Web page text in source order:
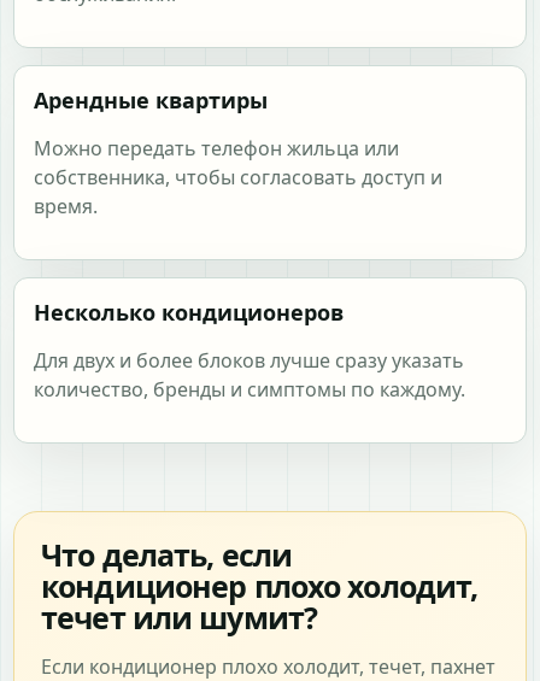
Арендные квартиры
Можно передать телефон жильца или
собственника, чтобы согласовать доступ и
время.
Несколько кондиционеров
Для двух и более блоков лучше сразу указать
количество, бренды и симптомы по каждому.
Что делать, если
кондиционер плохо холодит,
течет или шумит?
Если кондиционер плохо холодит, течет, пахнет